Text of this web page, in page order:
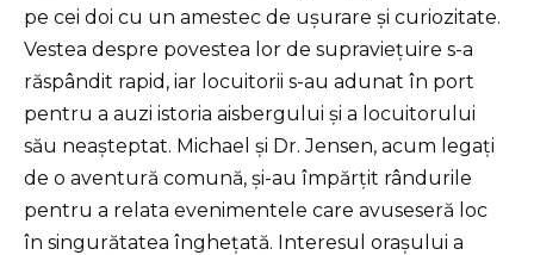
pe cei doi cu un amestec de ușurare și curiozitate.
Vestea despre povestea lor de supraviețuire s-a
răspândit rapid, iar locuitorii s-au adunat în port
pentru a auzi istoria aisbergului și a locuitorului
său neașteptat. Michael și Dr. Jensen, acum legați
de o aventură comună, și-au împărțit rândurile
pentru a relata evenimentele care avuseseră loc
în singurătatea înghețată. Interesul orașului a